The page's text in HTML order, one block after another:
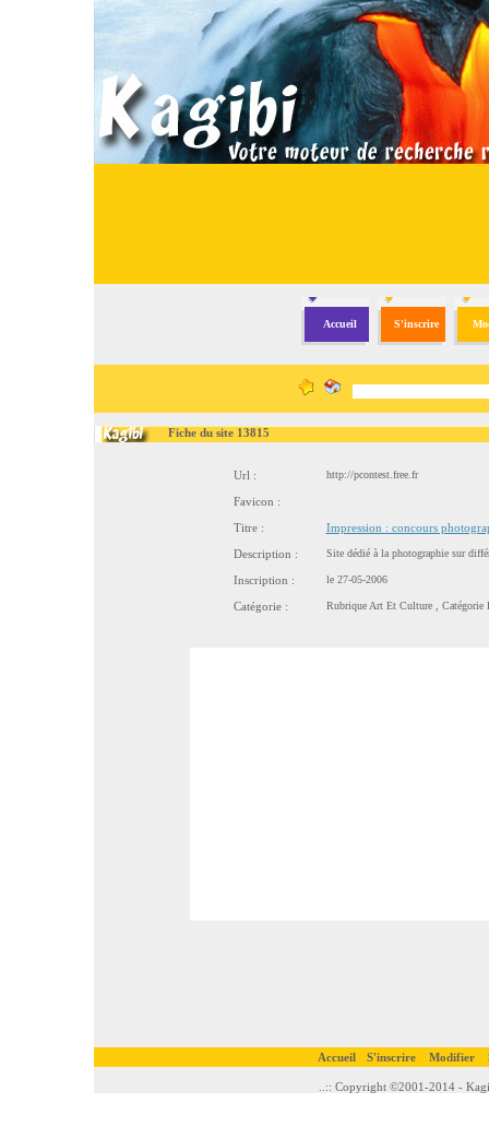
Accueil S'inscrire
Fiche du site 13815
Url : http://pcontest.free.fr
Favicon :
Titre :
Impression : concours
Description :
Site dédié à la photographie sur
Inscription : le 27-05-2006
Catégorie : Rubrique Art Et Culture, Catégorie
Accueil S'inscrire Modifier
..:: Copyright ©2001-2014 -